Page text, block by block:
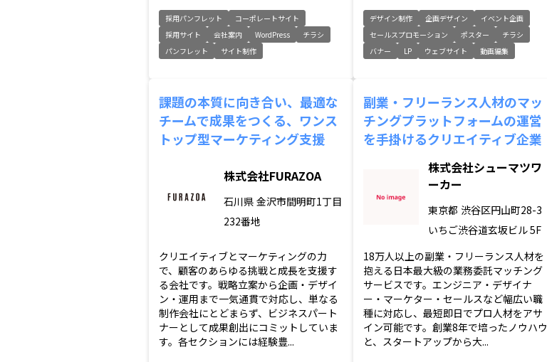
採用パンフレット
コーポレートサイト
採用サイト
会社案内 WordPress
チラシ
パンフレット
サイト制作
デザイン制作 企画デザイン
イベント企画
セールスプロモーション
ポスター
チラシ
バナー
LP ウェブサイト 動画編集
課題の本質に向き合い、最適な
チームで成果をつくる、ワンス
トップ型マーケティング支援
株式会社FURAZOA
石川県 金沢市間明町1丁目
232番地
クリエイティブとマーケティングの力
で、顧客のあらゆる挑戦と成長を支援す
る会社です。戦略立案から企画・デザイ
ン・運用まで一気通貫で対応し、単なる
制作会社にとどまらず、ビジネスパート
ナーとして成果創出にコミットしていま
す。各セクションには経験豊...
副業・フリーランス人材のマッ
チングプラットフォームの運営
を手掛けるクリエイティブ企業
株式会社シューマツワ
ーカー
東京都 渋谷区円山町28-3
いちご渋谷道玄坂ビル 5F
18万人以上の副業・フリーランス人材を
抱える日本最大級の業務委託マッチング
サービスです。エンジニア・デザイナ
ー・マーケター・セールスなど幅広い職
種に対応し、最短即日でプロ人材をアサ
イン可能です。創業8年で培ったノウハウ
と、スタートアップから大...